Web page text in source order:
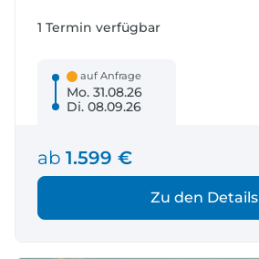
auf Anfrage
Mo. 31.08.26
Di. 08.09.26
1 Termin verfügbar
ab 1.599 €
Zu den Details